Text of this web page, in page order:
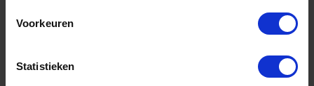
Voorkeuren
Statistieken